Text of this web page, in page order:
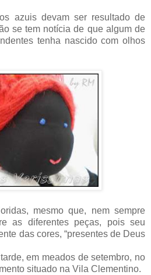
azuis devam ser resultado de
se tem notícia de que algum de
tenha nascido com olhos
mesmo que, nem sempre
as diferentes peças, pois seu
das cores, “presentes de Deus
em meados de setembro, no
situado na Vila Clementino.